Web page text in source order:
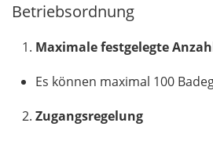
h
f
l
Betriebsordnung
Maximale festgelegte
Es können maximal 100
Zugangsregelung